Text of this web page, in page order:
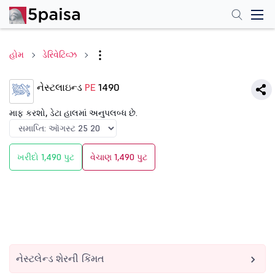
હોમ ડેરિવેટિવ્ઝ
નેસ્ટલાઇન્ડ PE 1490
માફ કરશો, ડેટા હાલમાં અનુપલબ્ધ છે.
ખરીદો 1,490 પુટ વેચાણ 1,490 પુટ
નેસ્ટલેન્ડ શેરની કિંમત